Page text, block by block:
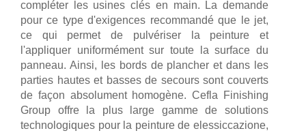
compléter les usines clés en main. La demande
pour ce type d'exigences recommandé que le jet,
ce qui permet de pulvériser la peinture et
l'appliquer uniformément sur toute la surface du
panneau. Ainsi, les bords de plancher et dans les
parties hautes et basses de secours sont couverts
de façon absolument homogène. Cefla Finishing
Group offre la plus large gamme de solutions
technologiques pour la peinture de elessiccazione,